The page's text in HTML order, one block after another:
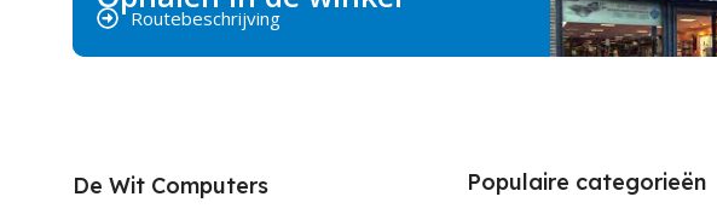
Routebeschrijving
De Wit Computers Populaire categorieën